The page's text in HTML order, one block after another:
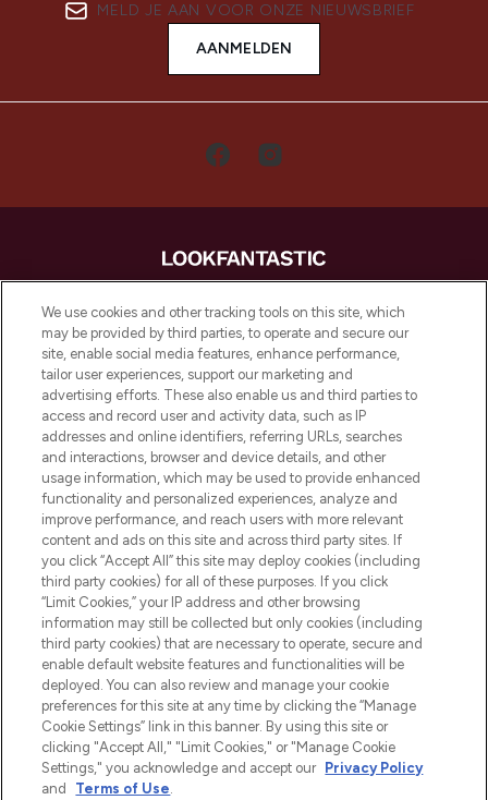
MELD JE AAN VOOR ONZE NIEUWSBRIEF
AANMELDEN
LOOKFANTASTIC is de ultieme online
beautybestemming van Europa, met de
beste huidverzorging, haarproducten en
make-up van meer dan 200 topmerken.
Shop online of via de app, met gratis
verzending vanaf €40.
Cookie-toestemming
Do Not Sell or Share My Personal
Information
HELP & INFORMATIE
BEDRIJFSINFORMATIE
OVER LOOKFANTASTIC
We use cookies and other tracking tools on this site, which
may be provided by third parties, to operate and secure our
site, enable social media features, enhance performance,
tailor user experiences, support our marketing and
advertising efforts. These also enable us and third parties to
access and record user and activity data, such as IP
addresses and online identifiers, referring URLs, searches
and interactions, browser and device details, and other
usage information, which may be used to provide enhanced
functionality and personalized experiences, analyze and
improve performance, and reach users with more relevant
content and ads on this site and across third party sites. If
you click “Accept All” this site may deploy cookies (including
third party cookies) for all of these purposes. If you click
“Limit Cookies,” your IP address and other browsing
information may still be collected but only cookies (including
third party cookies) that are necessary to operate, secure and
enable default website features and functionalities will be
deployed. You can also review and manage your cookie
preferences for this site at any time by clicking the “Manage
Cookie Settings” link in this banner. By using this site or
clicking "Accept All," "Limit Cookies," or "Manage Cookie
Settings," you acknowledge and accept our Privacy Policy
and
Terms of Use.